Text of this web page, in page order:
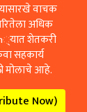
वाचक
अधिक
शेतकरी
सहकार्य
मोलाचे आहे.
Now)